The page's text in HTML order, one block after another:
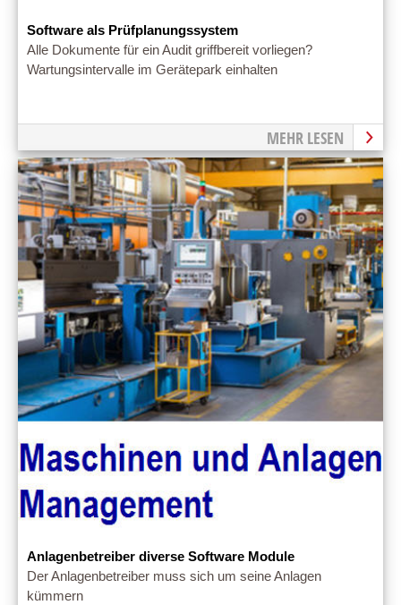
Software als Prüfplanungssystem
Alle Dokumente für ein Audit griffbereit vorliegen?
Wartungsintervalle im Gerätepark einhalten
MEHR LESEN
Anlagenbetreiber diverse Software Module
Der Anlagenbetreiber muss sich um seine Anlagen
kümmern